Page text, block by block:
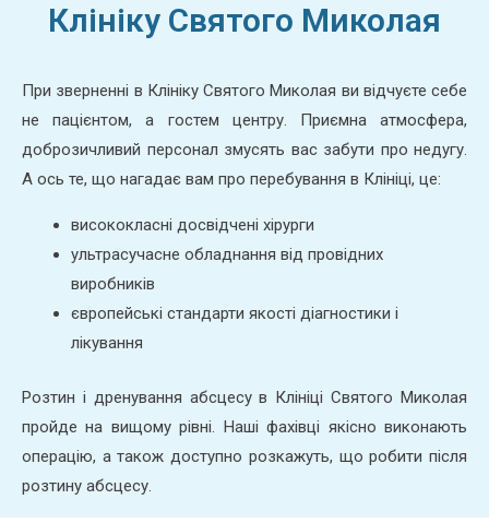
Клініку Святого Миколая
При зверненні в Клініку Святого Миколая ви відчуєте себе
не пацієнтом, а гостем центру. Приємна атмосфера,
доброзичливий персонал змусять вас забути про недугу.
А ось те, що нагадає вам про перебування в Клініці, це:
висококласні досвідчені хірурги
ультрасучасне обладнання від провідних
виробників
європейські стандарти якості діагностики і
лікування
Розтин і дренування абсцесу в Клініці Святого Миколая
пройде на вищому рівні. Наші фахівці якісно виконають
операцію, а також доступно розкажуть, що робити після
розтину абсцесу.